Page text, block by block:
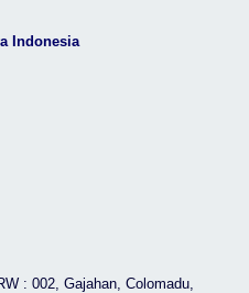
Indonesia
: 002, Gajahan, Colomadu,